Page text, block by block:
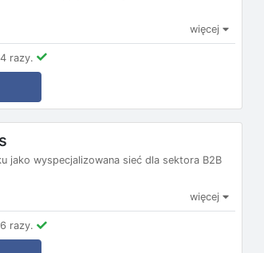
więcej
razy.
jako wyspecjalizowana sieć dla sektora B2B
więcej
razy.